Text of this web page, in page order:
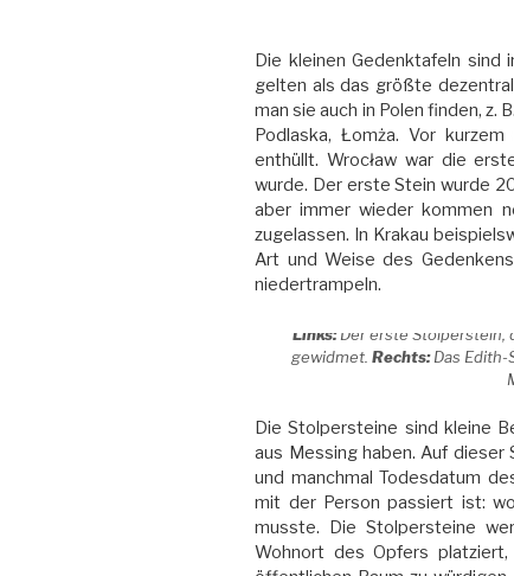
Die kleinen Gedenktafeln sind
gelten als das größte
man sie auch in Polen finden, z.
Podlaska, Łomża. Vor
enthüllt. Wrocław war die
wurde. Der erste Stein wurde
aber immer wieder kommen
zugelassen. In Krakau
Art und Weise des
niedertrampeln.
Links:Der erste Stolperstein,
gewidmet.Rechts:Das Edith-
Die Stolpersteine sind kleine
aus Messing haben. Auf dieser
und manchmal Todesdatum
mit der Person passiert ist:
musste. Die Stolpersteine
Wohnort des Opfers